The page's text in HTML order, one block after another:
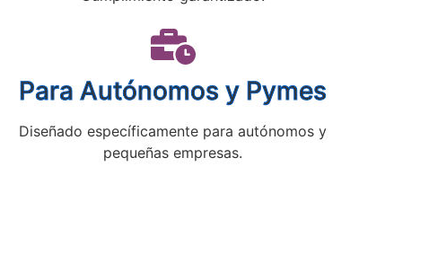
Para Autónomos y Pymes
Diseñado específicamente para autónomos y
pequeñas empresas.